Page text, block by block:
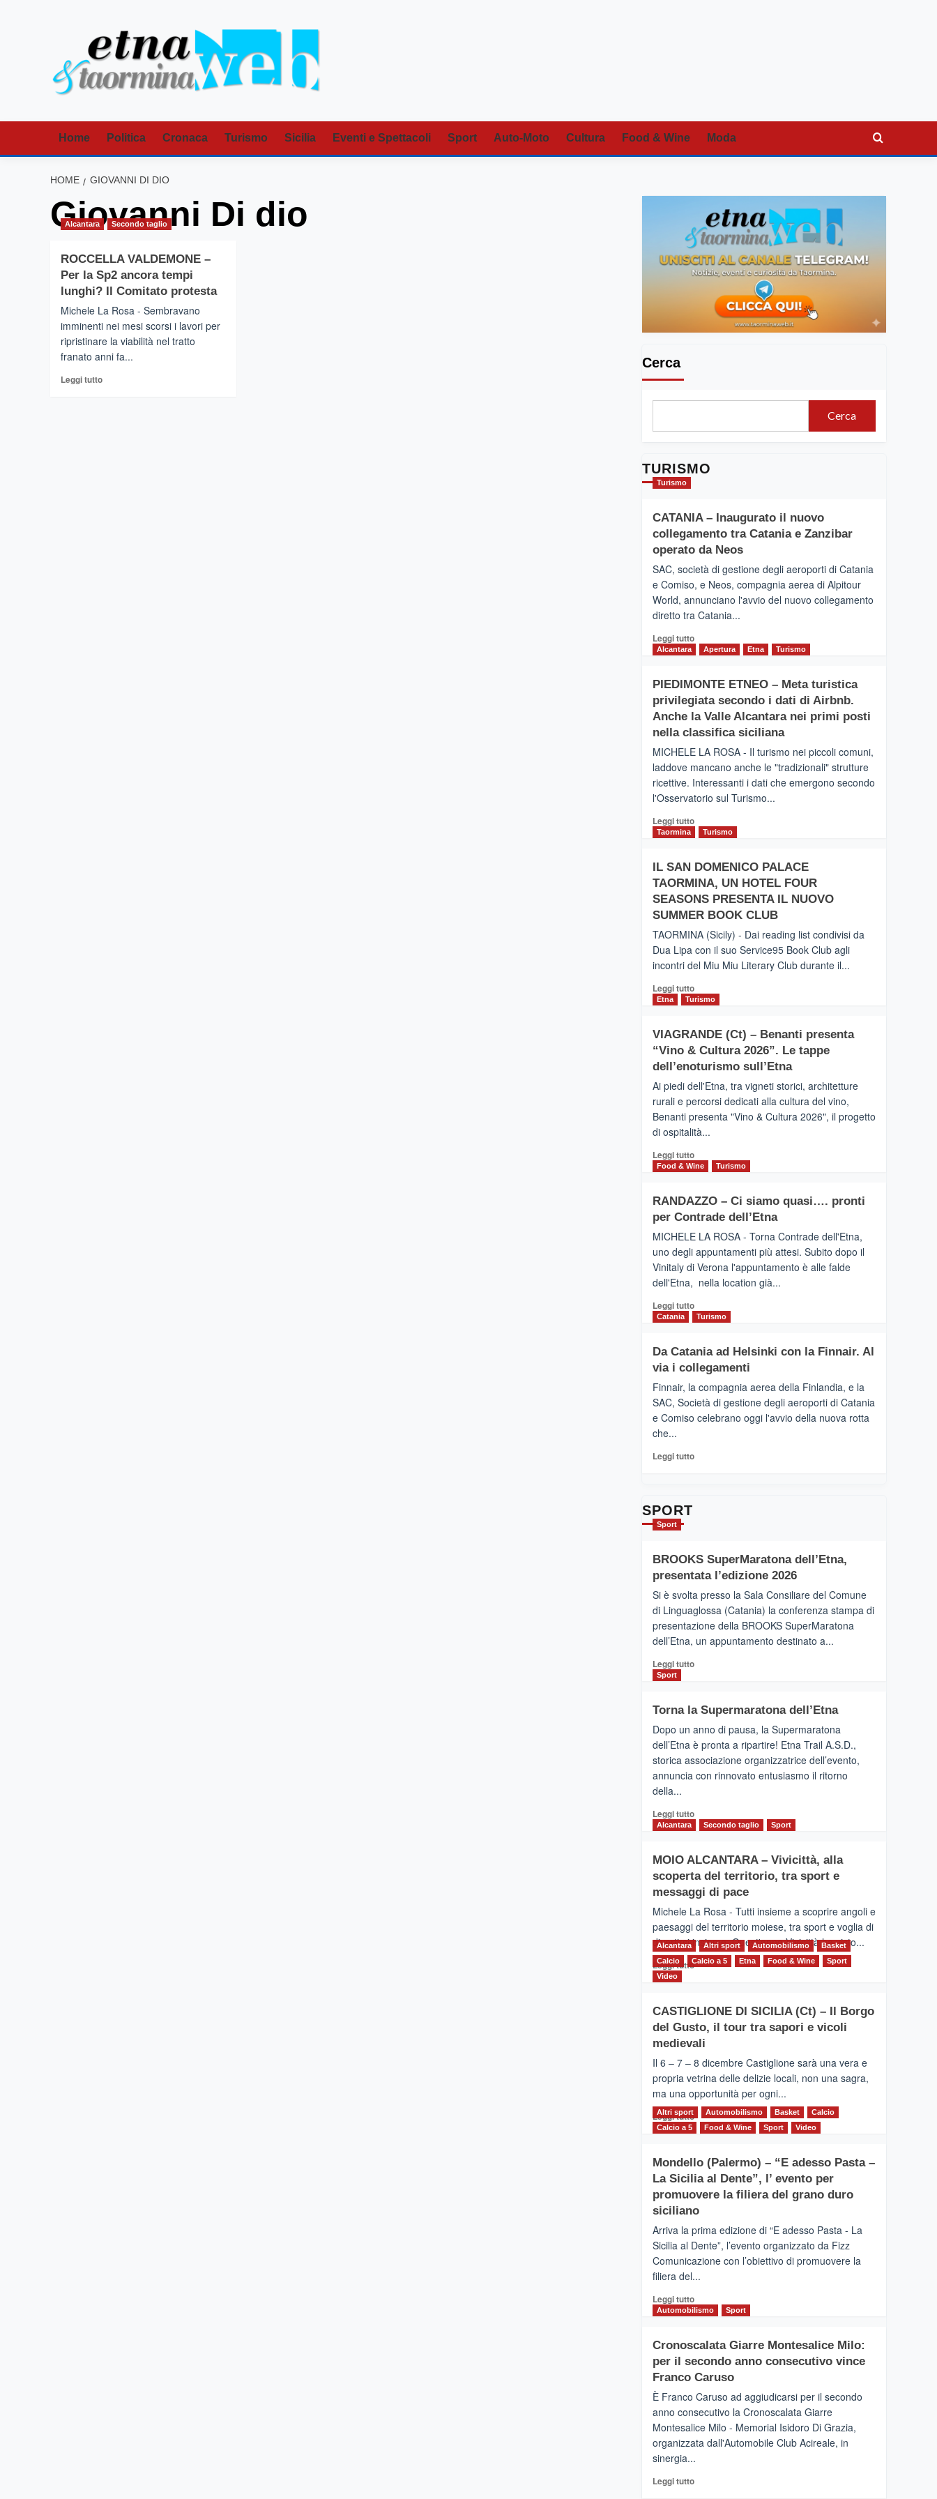
Home Politica Cronaca Turismo Sicilia Eventi e Spettacoli Sport Auto-Moto Cultura Food & Wine Moda
HOME GIOVANNI DI DIO
Giovanni Di dio
Alcantara Secondo taglio
ROCCELLA VALDEMONE –
Per la Sp2 ancora tempi
lunghi? Il Comitato protesta
Michele La Rosa - Sembravano
imminenti nei mesi scorsi i lavori per
ripristinare la viabilità nel tratto
franato anni fa...
Leggi tuttoLeggi
Cerca
Cerca
TURISMO
Turismo
CATANIA – Inaugurato il nuovo
collegamento tra Catania e Zanzibar
operato da Neos
SAC, società di gestione degli aeroporti di Catania
e Comiso, e Neos, compagnia aerea di Alpitour
World, annunciano l'avvio del nuovo collegamento
diretto tra Catania...
Leggi tuttoLeggi
CATANIA
–
Inaugurato
il
collegamento
tra
Catania
e
operato
da
Alcantara Apertura Etna Turismo
PIEDIMONTE ETNEO – Meta turistica
privilegiata secondo i dati di Airbnb.
Anche la Valle Alcantara nei primi posti
nella classifica siciliana
MICHELE LA ROSA - Il turismo nei piccoli comuni,
laddove mancano anche le "tradizionali" strutture
ricettive. Interessanti i dati che emergono secondo
l'Osservatorio sul Turismo...
Leggi tuttoLeggi
PIEDIMONTE
ETNEO
–
Meta
privilegiata
secondo
i
di
Airbnb.
la
Valle
Alcantara
nei
primi
classifica
siciliana
Taormina Turismo
IL SAN DOMENICO PALACE
TAORMINA, UN HOTEL FOUR
SEASONS PRESENTA IL NUOVO
SUMMER BOOK CLUB
TAORMINA (Sicily) - Dai reading list condivisi da
Dua Lipa con il suo Service95 Book Club agli
incontri del Miu Miu Literary Club durante il...
Leggi tuttoLeggi
di
IL
SAN
DOMENICO
TAORMINA,
UN
HOTEL
FOUR
PRESENTA
IL
SUMMER
BOOK
CLUB
Etna Turismo
VIAGRANDE (Ct) – Benanti presenta
“Vino & Cultura 2026”. Le tappe
dell’enoturismo sull’Etna
Ai piedi dell'Etna, tra vigneti storici, architetture
rurali e percorsi dedicati alla cultura del vino,
Benanti presenta "Vino & Cultura 2026", il progetto
di ospitalità...
Leggi tuttoLeggi
di
VIAGRANDE
(Ct)
–
presenta
“Vino
&
2026”.
Le
dell’enoturismo
sull’Etna
Food & Wine Turismo
RANDAZZO – Ci siamo quasi…. pronti
per Contrade dell’Etna
MICHELE LA ROSA - Torna Contrade dell'Etna,
uno degli appuntamenti più attesi. Subito dopo il
Vinitaly di Verona l'appuntamento è alle falde
dell'Etna, nella location già...
Leggi tuttoLeggi
di
RANDAZZO
–
siamo
quasi….
pronti
dell’Etna
Catania Turismo
Da Catania ad Helsinki con la Finnair. Al
via i collegamenti
Finnair, la compagnia aerea della Finlandia, e la
SAC, Società di gestione degli aeroporti di Catania
e Comiso celebrano oggi l'avvio della nuova rotta
che...
Leggi tuttoLeggi
con
la
Al
via
i
collegamenti
SPORT
Sport
BROOKS SuperMaratona dell’Etna,
presentata l’edizione 2026
Si è svolta presso la Sala Consiliare del Comune
di Linguaglossa (Catania) la conferenza stampa di
presentazione della BROOKS SuperMaratona
dell’Etna, un appuntamento destinato a...
Leggi tuttoLeggi
BROOKS
SuperMaratona
dell’Etna,
presentata
l’edizione
2026
Sport
Torna la Supermaratona dell’Etna
Dopo un anno di pausa, la Supermaratona
dell’Etna è pronta a ripartire! Etna Trail A.S.D.,
storica associazione organizzatrice dell’evento,
annuncia con rinnovato entusiasmo il ritorno
della...
Leggi tuttoLeggi
Torna
la
Supermaratona
Alcantara Secondo taglio Sport
MOIO ALCANTARA – Vivicittà, alla
scoperta del territorio, tra sport e
messaggi di pace
Michele La Rosa - Tutti insieme a scoprire angoli e
paesaggi del territorio moiese, tra sport e voglia di
divertirsi insieme. Quest'anno Vivicittà ha visto...
Leggi tuttoLeggi
MOIO
ALCANTARA
–
alla
scoperta
del
territorio,
tra
sport
messaggi
di
Alcantara Altri sport Automobilismo
Basket
Calcio
Calcio a 5 Etna Food & Wine
Sport
Video
CASTIGLIONE DI SICILIA (Ct) – Il Borgo
del Gusto, il tour tra sapori e vicoli
medievali
Il 6 – 7 – 8 dicembre Castiglione sarà una vera e
propria vetrina delle delizie locali, non una sagra,
ma una opportunità per ogni...
Leggi tuttoLeggi
CASTIGLIONE
DI
SICILIA
(Ct)
Il
Borgo
del
tour
tra
vicoli
medievali
Altri sport Automobilismo Basket
Calcio
Calcio a 5
Food & Wine Sport Video
Mondello (Palermo) – “E adesso Pasta –
La Sicilia al Dente”, l’ evento per
promuovere la filiera del grano duro
siciliano
Arriva la prima edizione di “E adesso Pasta - La
Sicilia al Dente”, l’evento organizzato da Fizz
Comunicazione con l’obiettivo di promuovere la
filiera del...
Leggi tuttoLeggi
di
Mondello
(Palermo)
–
adesso
Pasta
–
La
Dente”,
Automobilismo Sport
Cronoscalata Giarre Montesalice Milo:
per il secondo anno consecutivo vince
Franco Caruso
È Franco Caruso ad aggiudicarsi per il secondo
anno consecutivo la Cronoscalata Giarre
Montesalice Milo - Memorial Isidoro Di Grazia,
organizzata dall'Automobile Club Acireale, in
sinergia...
Leggi tuttoLeggi